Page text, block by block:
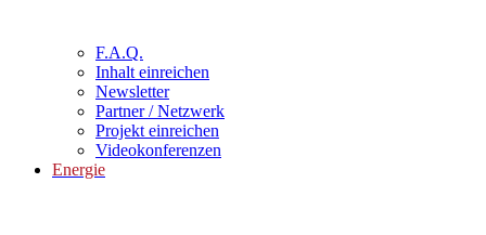
F.A.Q.
Inhalt einreichen
Newsletter
Partner / Netzwerk
Projekt einreichen
Videokonferenzen
Energie